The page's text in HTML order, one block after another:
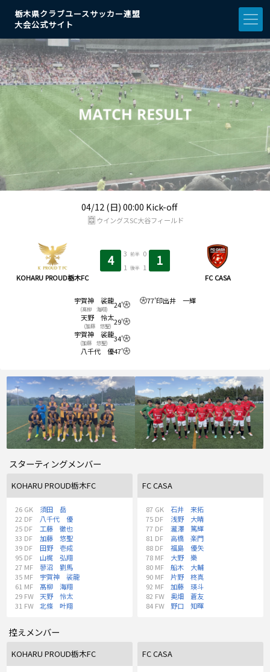
栃木県クラブユースサッカー連盟
大会公式サイト
04/12 (日) 00:00 Kick-off
KOHARU PROUD栃木FC
4 3 前半
0
1
後半 1 1
FC CASA
24'
宇賀神 裟龍
(髙柳 海翔)
29'
天野 怜太
(加藤 悠聖)
34'
宇賀神 裟龍
(加藤 悠聖)
47'
八千代 優
77'印出井 一輝
ウイングスSC大谷フィールド
スターティングメンバー
KOHARU PROUD栃木FC
26 GK
須田 岳
22 DF
八千代 優
25 DF
工藤 徹也
33 DF
加藤 悠聖
39 DF
田野 壱成
95 DF
山梶 弘翔
27 MF
蓼沼 劉馬
35 MF
宇賀神 裟龍
61 MF
髙柳 海翔
29 FW
天野 怜太
31 FW 北條 叶翔
FC CASA
87 GK
石井 来拓
75 DF
浅野 大晴
77 DF
瀧澤 篤輝
81 DF
高橋 楽門
88 DF
福島 優矢
78 MF
大野 樂
80 MF
船木 大輔
90 MF
片野 柊真
92 MF
加藤 瑛斗
82 FW
奥畑 蒼友
84 FW 野口 知暉
控えメンバー
KOHARU PROUD栃木FC FC CASA